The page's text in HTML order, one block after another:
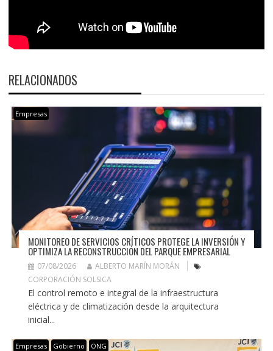
RELACIONADOS
Empresas
MONITOREO DE SERVICIOS CRÍTICOS PROTEGE LA INVERSIÓN Y
OPTIMIZA LA RECONSTRUCCIÓN DEL PARQUE EMPRESARIAL
07/08/2026
ALBERTO MARÍN MORÁN
CORPORACIÓN SOLSICA
El control remoto e integral de la infraestructura
eléctrica y de climatización desde la arquitectura
inicial...
Empresas Gobierno ONG